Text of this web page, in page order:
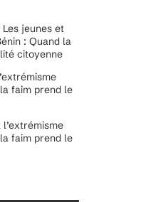
Les jeunes et
: Quand la
citoyenne
faim prend le
faim prend le